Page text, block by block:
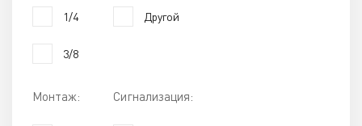
1/4
3/8
Другой
Монтаж: Сигнализация: